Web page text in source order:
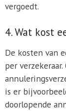
vergoedt.
4. Wat kost
De kosten van
per
is er
doorlopende